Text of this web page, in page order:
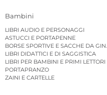
Bambini
LIBRI AUDIO E PERSONAGGI
ASTUCCI E PORTAPENNE
BORSE SPORTIVE E SACCHE DA
LIBRI DIDATTICI E DI SAGGISTICA
LIBRI PER BAMBINI E PRIMI LETTORI
PORTAPRANZO
ZAINI E CARTELLE